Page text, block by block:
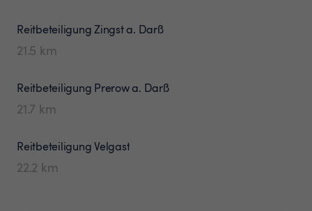
ReitbeteiligungZingst a. Darß
21.5 km
Reitbeteiligung Prerow a. Darß
21.7 km
ReitbeteiligungVelgast
22.2 km